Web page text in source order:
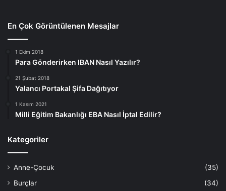
En Çok Görüntülenen Mesajlar
1 Ekim 2018
Para Gönderirken IBAN Nasıl Yazılır?
21 Şubat 2018
Yalancı Portakal Şifa Dağıtıyor
1 Kasım 2021
Milli Eğitim Bakanlığı EBA Nasıl İptal Edilir?
Kategoriler
Anne-Çocuk
(35)
Burçlar
(34)